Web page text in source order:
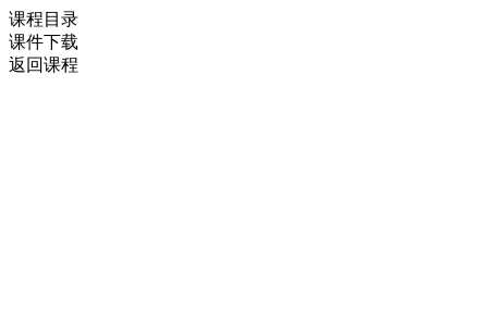
课程目录
课件下载
返回课程